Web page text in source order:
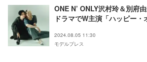
ONE N’ ONLY沢村玲＆別府
ドラマでW主演「ハッピー
2024.08.05 11:30
モデルプレス